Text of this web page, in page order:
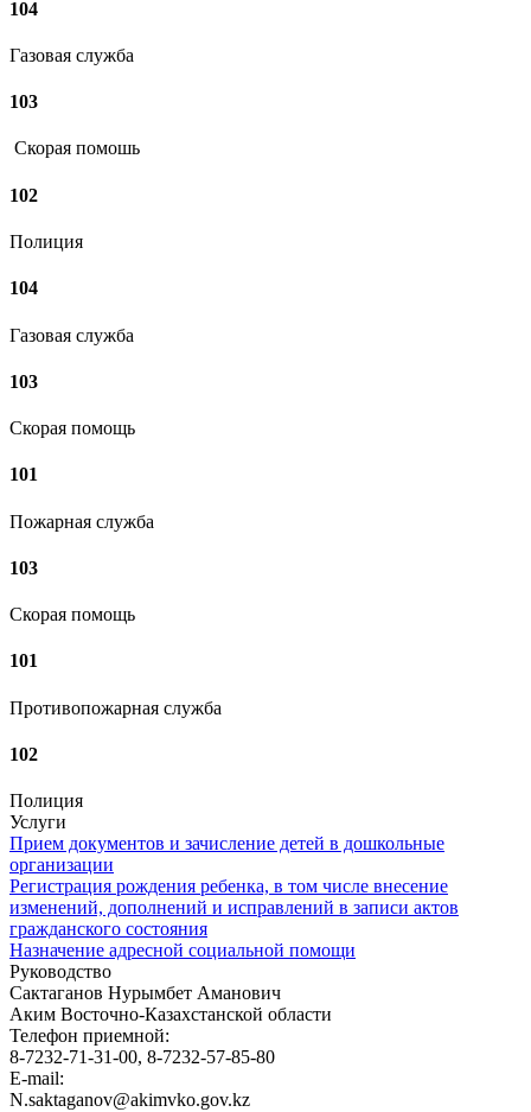
104
Газовая служба
103
Скорая помошь
102
Полиция
104
Газовая служба
103
Скорая помощь
101
Пожарная служба
103
Скорая помощь
101
Противопожарная служба
102
Полиция
Услуги
Прием документов и зачисление детей в дошкольные
организации
Регистрация рождения ребенка, в том числе внесение
изменений, дополнений и исправлений в записи актов
гражданского состояния
Назначение адресной социальной помощи
Руководство
Сактаганов Нурымбет Аманович
Аким Восточно-Казахстанской области
Телефон приемной:
8-7232-71-31-00, 8-7232-57-85-80
E-mail:
N.saktaganov@akimvko.gov.kz